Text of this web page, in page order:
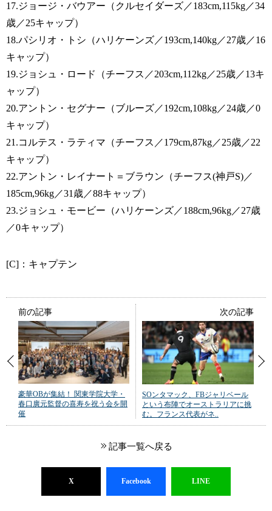
17.ジョージ・バウアー（クルセイダーズ／183cm,115kg／34
歳／25キャップ）
18.パシリオ・トシ（ハリケーンズ／193cm,140kg／27歳／16
キャップ）
19.ジョシュ・ロード（チーフス／203cm,112kg／25歳／13キ
ャップ）
20.アントン・セグナー（ブルーズ／192cm,108kg／24歳／0
キャップ）
21.コルテス・ラティマ（チーフス／179cm,87kg／25歳／22
キャップ）
22.アントン・レイナート＝ブラウン（チーフス(神戸S)／
185cm,96kg／31歳／88キャップ）
23.ジョシュ・モービー（ハリケーンズ／188cm,96kg／27歳
／0キャップ）
[C]：キャプテン
前の記事
豪華OBが集結！ 関東学院大学・
春口廣元監督の喜寿を祝う会を開
催
次の記事
SOンタマック、FBジャリベール
という布陣でオーストラリアに挑
む。フランス代表がネ..
記事一覧へ戻る
X Facebook LINE